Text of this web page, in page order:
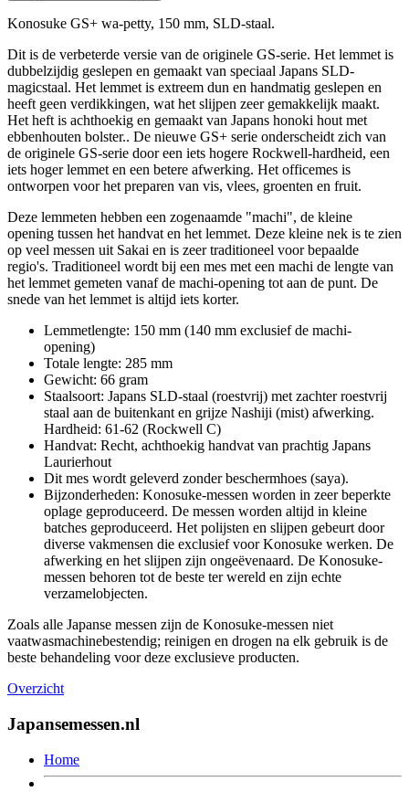
Konosuke GS+ wa-petty, 150 mm, SLD-staal.
Dit is de verbeterde versie van de originele GS-serie. Het lemmet is
dubbelzijdig geslepen en gemaakt van speciaal Japans SLD-
magicstaal. Het lemmet is extreem dun en handmatig geslepen en
heeft geen verdikkingen, wat het slijpen zeer gemakkelijk maakt.
Het heft is achthoekig en gemaakt van Japans honoki hout met
ebbenhouten bolster.. De nieuwe GS+ serie onderscheidt zich van
de originele GS-serie door een iets hogere Rockwell-hardheid, een
iets hoger lemmet en een betere afwerking. Het officemes is
ontworpen voor het preparen van vis, vlees, groenten en fruit.
Deze lemmeten hebben een zogenaamde "machi", de kleine
opening tussen het handvat en het lemmet. Deze kleine nek is te zien
op veel messen uit Sakai en is zeer traditioneel voor bepaalde
regio's. Traditioneel wordt bij een mes met een machi de lengte van
het lemmet gemeten vanaf de machi-opening tot aan de punt. De
snede van het lemmet is altijd iets korter.
Lemmetlengte: 150 mm (140 mm exclusief de machi-
opening)
Totale lengte: 285 mm
Gewicht: 66 gram
Staalsoort: Japans SLD-staal (roestvrij) met zachter roestvrij
staal aan de buitenkant en grijze Nashiji (mist) afwerking.
Hardheid: 61-62 (Rockwell C)
Handvat: Recht, achthoekig handvat van prachtig Japans
Laurierhout
Dit mes wordt geleverd zonder beschermhoes (saya).
Bijzonderheden: Konosuke-messen worden in zeer beperkte
oplage geproduceerd. De messen worden altijd in kleine
batches geproduceerd. Het polijsten en slijpen gebeurt door
diverse vakmensen die exclusief voor Konosuke werken. De
afwerking en het slijpen zijn ongeëvenaard. De Konosuke-
messen behoren tot de beste ter wereld en zijn echte
verzamelobjecten.
Zoals alle Japanse messen zijn de Konosuke-messen niet
vaatwasmachinebestendig; reinigen en drogen na elk gebruik is de
beste behandeling voor deze exclusieve producten.
Overzicht
Japansemessen.nl
Home